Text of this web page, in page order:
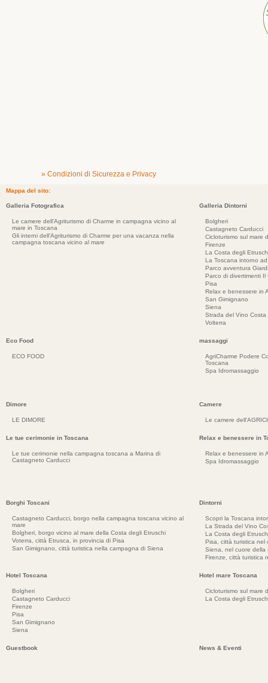
» Condizioni di Sicurezza e Privacy
Mappa del sito:
Galleria Fotografica
Le camere dell'Agriturismo di Charme in campagna vicino al
mare in Toscana
Gli interni dell'Agriturismo di Charme per una vacanza nella
campagna toscana vicino al mare
Galleria Dintorni
Bolgheri
Castagneto Carducci
Cicloturismo sul mare
Firenze
La Costa degli
La Toscana intorno
Parco avventura
Parco di divertimenti Il
Pisa
Relax e benessere in
San Gimignano
Siena
Strada del Vino Costa
Volterra
Eco Food
ECO FOOD
massaggi
AgriCharme Podere
Toscana
Spa Idromassaggio
Dimore
LE DIMORE
Camere
Le camere
Le tue cerimonie in Toscana
Le tue cerimonie nella campagna toscana a Marina di
Castagneto Carducci
Relax e benessere in
Relax e benessere in
Spa Idromassaggio
Borghi Toscani
Castagneto Carducci, borgo nella campagna toscana vicino al
mare
Bolgheri, borgo vicino al mare della Costa degli Etruschi
Voterra, città Etrusca, in provincia di Pisa
San Gimignano, città turistica nella campagna di Siena
Dintorni
Scopri la Toscana
La Strada del Vino
La Costa degli
Pisa, città turistica nel
Siena, nel cuore della
Firenze, città turistica
Hotel Toscana
Bolgheri
Castagneto Carducci
Firenze
Pisa
San Gimignano
Siena
Hotel mare Toscana
Cicloturismo sul mare
La Costa degli
Guestbook News & Eventi